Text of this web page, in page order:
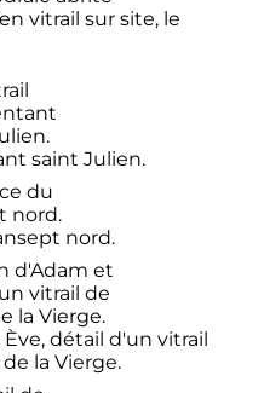
vitrail sur site, le
saint Julien.
nord.
détail d'un vitrail
la Vierge.